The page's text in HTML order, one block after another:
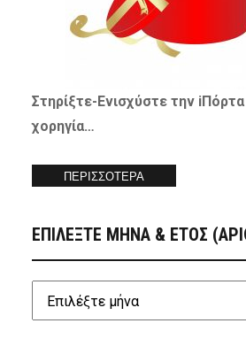
Στηρίξτε-Ενισχύστετην iΠόρτα
χορηγία…
ΠΕΡΙΣΣΟΤΕΡΑ
ΕΠΙΛΕΞΤΕ ΜΗΝΑ & ΕΤΟΣ